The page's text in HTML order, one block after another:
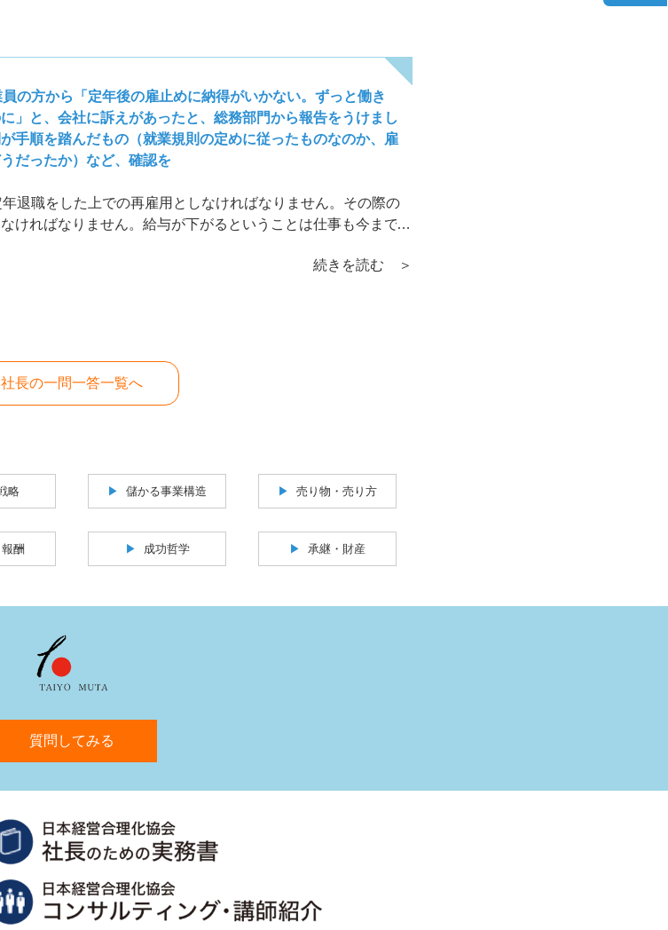
員の方から「定年後の雇止めに納得がいかない。ずっと働き
」と、会社に訴えがあったと、総務部門から報告をうけまし
手順を踏んだもの（就業規則の定めに従ったものなのか、雇
だったか）など、確認を
退職をした上での再雇用としなければなりません。その際の
ければなりません。給与が下がるということは仕事も今までと
続きを読む ＞
社長の一問一答一覧へ
略 儲かる事業構造 売り物・売り方
酬 成功哲学 承継・財産
質問してみる